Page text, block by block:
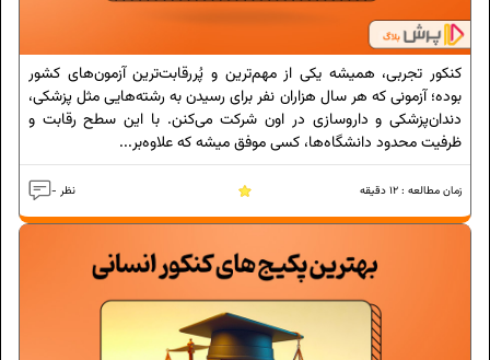
کنکور تجربی، همیشه یکی از مهم‌ترین و پُررقابت‌ترین آزمون‌های کشور
بوده؛ آزمونی که هر سال هزاران نفر برای رسیدن به رشته‌هایی مثل پزشکی،
دندان‌پزشکی و داروسازی در اون شرکت می‌کنن. با این سطح رقابت و
ظرفیت محدود دانشگاه‌ها، کسی موفق میشه که علاوه‌بر...
- نظر زمان مطالعه : 12 دقیقه